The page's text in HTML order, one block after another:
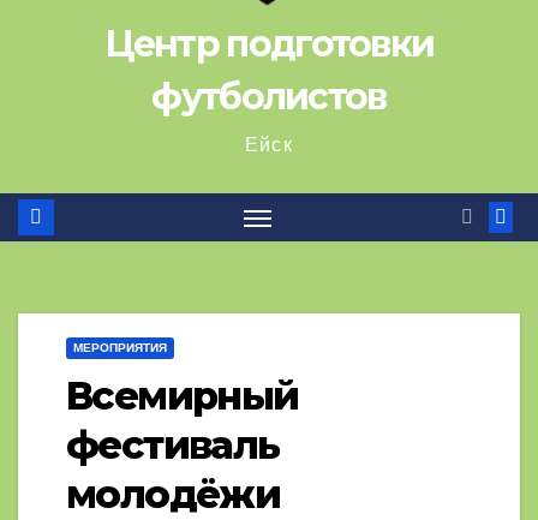
Центр подготовки
футболистов
Ейск
МЕРОПРИЯТИЯ
Всемирный
фестиваль
молодёжи